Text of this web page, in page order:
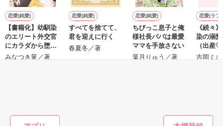
倫理の欠如。倫理観や道徳的節度がなくなり，社会的な責任を
果たさないこと。
wikipediaより
作品を読む
恋愛(純愛)
【書籍化】幼馴染
のエリート外交官
にカラダから堕と
されそうです
みなつき菫／著
恋愛(純愛)
すべてを捨てて、
君を迎えに行く
春夏冬／著
恋愛(純愛)
ちびっこ息子と俺
様社長パパは最愛
ママを手放さない
葉月りゅう／著
恋愛(ラブ
《続々
染の溺
（出産
編）
吉岡ミ